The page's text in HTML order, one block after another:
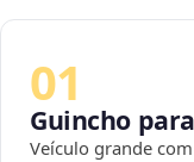
01
Guincho
Veículo grande